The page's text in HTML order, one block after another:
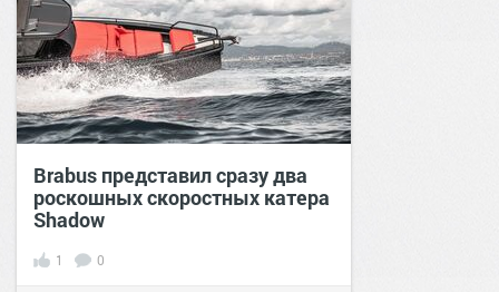
Brabus представил сразу два
роскошных скоростных катера
Shadow
1 0